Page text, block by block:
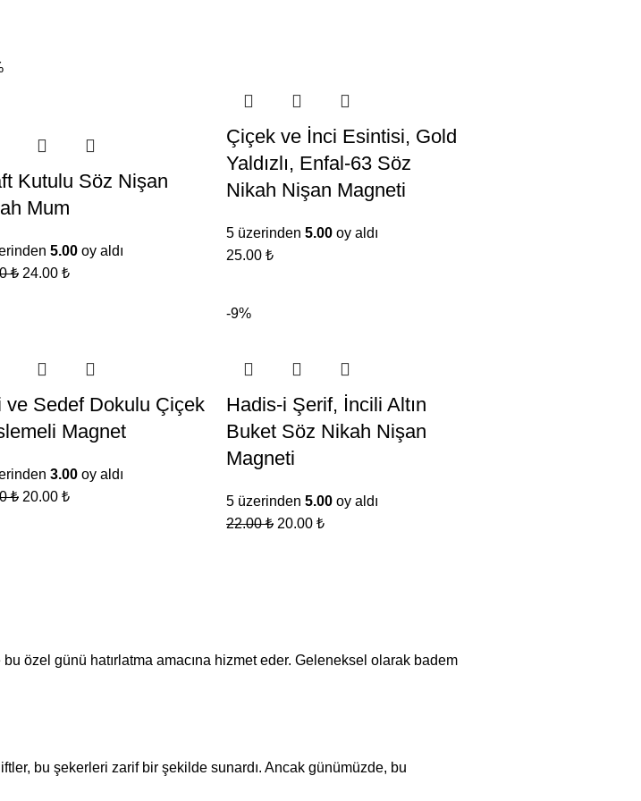
Kutulu Söz Nişan
Mum
5.00 oy aldı
₺ 24.00 ₺
Çiçek ve İnci Esintisi, Gold
Yaldızlı, Enfal-63 Söz
Nikah Nişan Magneti
5 üzerinden 5.00 oy aldı
25.00 ₺
ve Sedef Dokulu Çiçek
Magnet
3.00 oy aldı
₺ 20.00 ₺
-9%
Hadis-i Şerif, İncili Altın
Buket Söz Nikah Nişan
Magneti
5 üzerinden 5.00 oy aldı
22.00₺ 20.00 ₺
özel günü hatırlatma amacına hizmet eder. Geleneksel olarak badem
bu şekerleri zarif bir şekilde sunardı. Ancak günümüzde, bu